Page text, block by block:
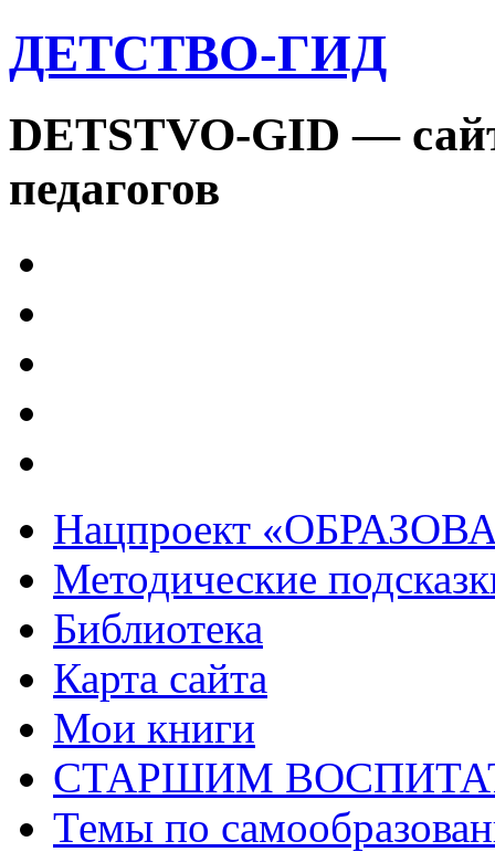
ДЕТСТВО-ГИД
DETSTVO-GID —
педагогов
Нацпроект
Методические
Библиотека
Карта сайта
Мои книги
СТАРШИМ
Темы по